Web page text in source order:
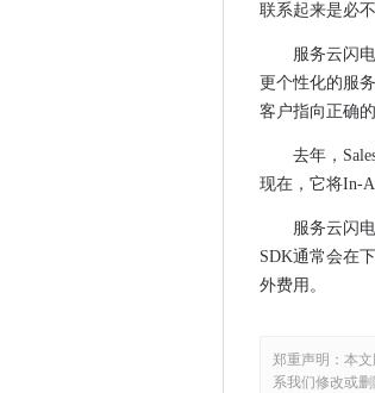
O2提
全球
澳大
建筑
埃森
Elon
广告
联系起来是必不
服务云闪
更个性化的服
客户指向正确
去年，
现在，它将In-
服务云闪
SDK通常会在
外费用。
郑重声明：本
系我们修改或删